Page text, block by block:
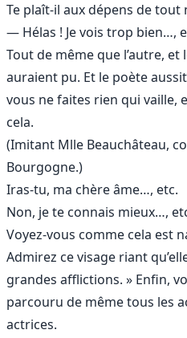
Te plaît-il aux dépens de
— Hélas ! Je vois trop bien…,
Tout de même que l’autre,
auraient pu. Et le poète
vous ne faites rien qui vaille,
cela.
(Imitant Mlle Beauchâteau,
Bourgogne.)
Iras-tu, ma chère âme…, etc.
Non, je te connais mieux…,
Voyez-vous comme cela est
Admirez ce visage riant
grandes afflictions. » Enfin,
parcouru de même tous les
actrices.